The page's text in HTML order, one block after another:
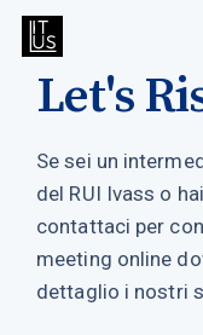
Let's
Se sei un
del RUI Ivass o
contattaci per
meeting online
dettaglio i nostri